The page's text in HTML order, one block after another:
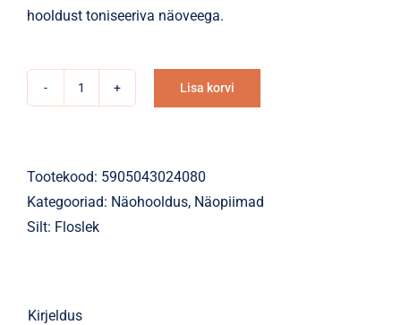
hooldust toniseeriva näoveega.
prebiootiline
näopuhastuse
emulsioon175ml
Lisa korvi
Alternative:
Tootekood: 5905043024080
Kategooriad: Näohooldus, Näopiimad
Silt: Floslek
Kirjeldus